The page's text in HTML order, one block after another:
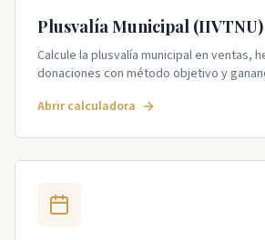
Plusvalía Municipal (IIVTNU)
Calcule la plusvalía municipal en ventas,
donaciones con método objetivo y
Abrir calculadora